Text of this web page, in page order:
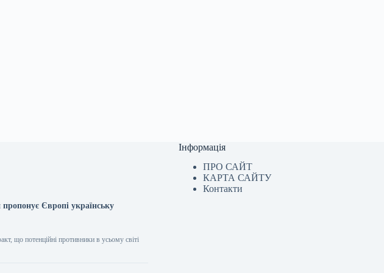
пропонує Європі українську
що потенційні противники в усьому світі
Інформація
ПРО САЙТ
КАРТА САЙТУ
Контакти